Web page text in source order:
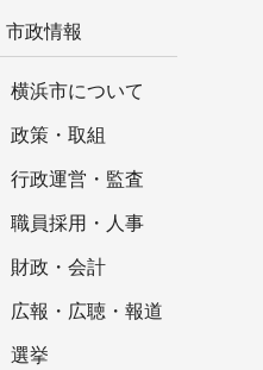
市政情報
横浜市について
政策・取組
行政運営・監査
職員採用・人事
財政・会計
広報・広聴・報道
選挙